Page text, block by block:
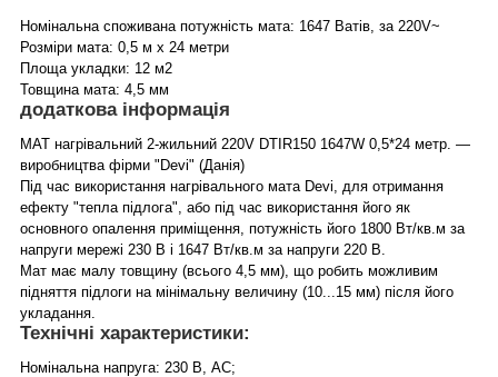
Номінальна споживана потужність мата: 1647 Ватів, за 220V~
Розміри мата: 0,5 м х 24 метри
Площа укладки: 12 м2
Товщина мата: 4,5 мм
додаткова інформація
МАТ нагрівальний 2-жильний 220V DTIR150 1647W 0,5*24 метр. —
виробництва фірми "Devi" (Данія)
Під час використання нагрівального мата Devi, для отримання
ефекту "тепла підлога", або під час використання його як
основного опалення приміщення, потужність його 1800 Вт/кв.м за
напруги мережі 230 В і 1647 Вт/кв.м за напруги 220 В.
Мат має малу товщину (всього 4,5 мм), що робить можливим
підняття підлоги на мінімальну величину (10...15 мм) після його
укладання.
Технічні характеристики:
Номінальна напруга: 230 В, АС;